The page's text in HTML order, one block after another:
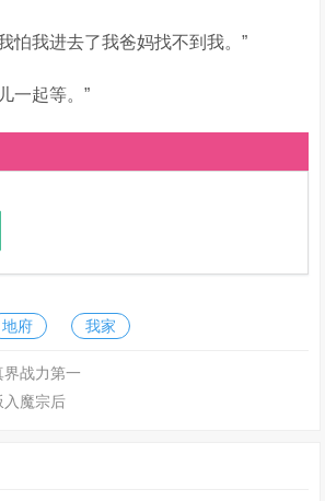
怕我进去了我爸妈找不到我。”
一起等。”
地府 我家
战力第一
入魔宗后